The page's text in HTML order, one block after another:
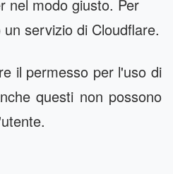
nel modo giusto. Per
servizio di Cloudflare.
il permesso per l'uso di
questi non possono